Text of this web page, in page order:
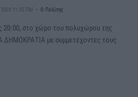
2023 11:25 ΠΜ Ο Πολίτης
20:00, στο χώρο του πολυχώρου της
ΔΗΜΟΚΡΑΤΙΑ με συμμετέχοντες τους